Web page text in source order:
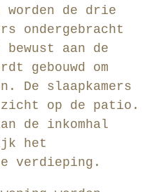
de drie
ondergebracht
aan de
gebouwd om
De slaapkamers
zicht op de patio.
de inkomhal
het
verdieping.